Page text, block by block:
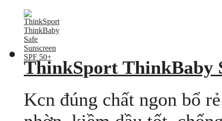
ThinkSport ThinkBaby
Kcn đúng chất ngon bổ